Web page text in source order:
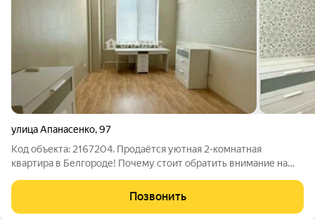
улица Апанасенко,97
Код объекта: 2167204. Продаётся уютная 2-комнатная
квартира в Белгороде! Почему стоит обратить внимание на
соотношение цены и качества. Это идеальное предложение
для тех, кто ищет комфортное жильё
Позвонить